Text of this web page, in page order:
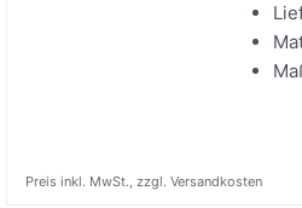
Preis inkl. MwSt., zzgl. Versandkosten